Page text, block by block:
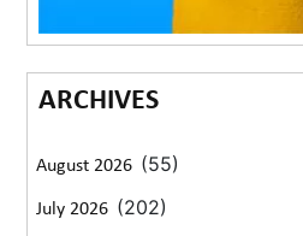
ARCHIVES
August 2026 (55)
July 2026 (202)